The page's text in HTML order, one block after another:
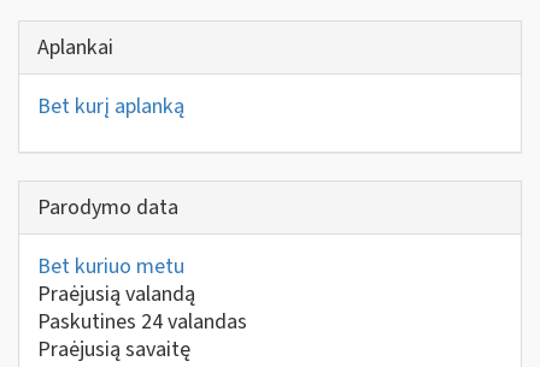
Aplankai
Bet kurį aplanką
Parodymo data
Bet kuriuo metu
Praėjusią valandą
Paskutines 24 valandas
Praėjusią savaitę